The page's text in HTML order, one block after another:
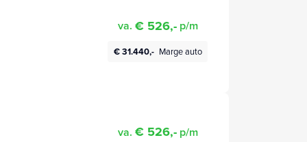
va. € 526,- p/m
€ 31.440,- Marge auto
va. € 526,- p/m